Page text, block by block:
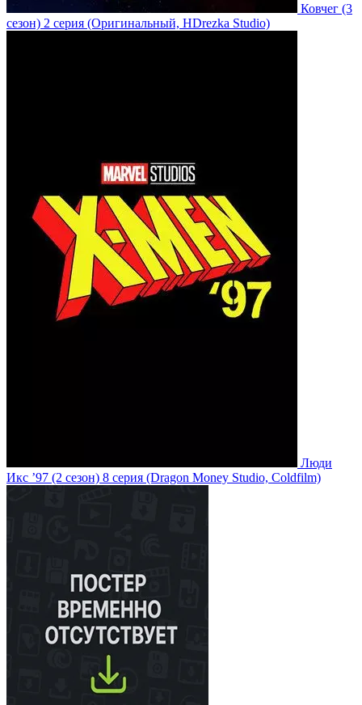
Ковчег (3
сезон) 2 серия (Оригинальный, HDrezka Studio)
Люди
Икс ’97 (2 сезон) 8 серия (Dragon Money Studio, Coldfilm)